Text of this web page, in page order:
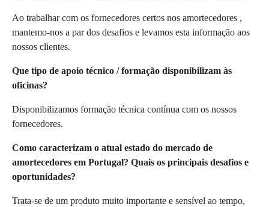
Ao trabalhar com os fornecedores certos nos amortecedores ,
mantemo-nos a par dos desafios e levamos esta informação aos
nossos clientes.
Que tipo de apoio técnico / formação disponibilizam às
oficinas?
Disponibilizamos formação técnica contínua com os nossos
fornecedores.
Como caracterizam o atual estado do mercado de
amortecedores em Portugal? Quais os principais desafios e
oportunidades?
Trata-se de um produto muito importante e sensível ao tempo,